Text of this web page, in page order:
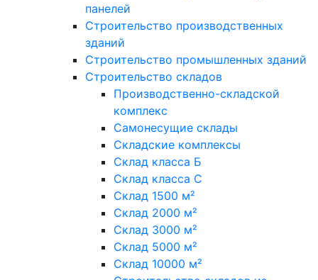
панелей
Строительство производственных
зданий
Строительство промышленных зданий
Строительство складов
Производственно-складской
комплекс
Самонесущие склады
Складские комплексы
Склад класса Б
Склад класса С
Склад 1500 м²
Склад 2000 м²
Склад 3000 м²
Склад 5000 м²
Склад 10000 м²